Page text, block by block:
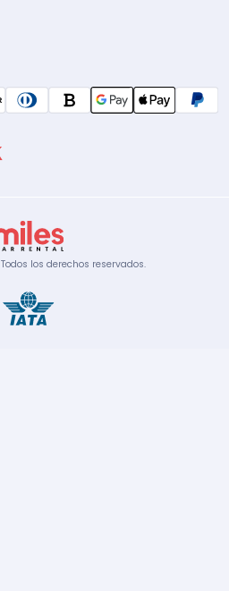
Todos los derechos reservados.